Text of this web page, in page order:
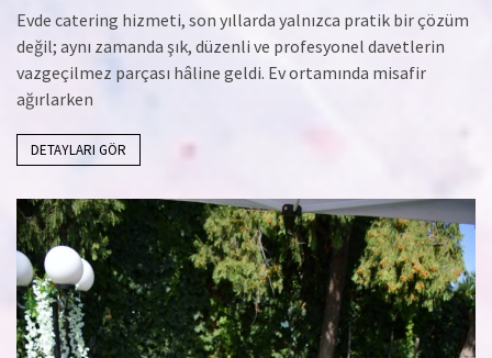
Evde catering hizmeti, son yıllarda yalnızca pratik bir çözüm
değil; aynı zamanda şık, düzenli ve profesyonel davetlerin
vazgeçilmez parçası hâline geldi. Ev ortamında misafir
ağırlarken
DETAYLARI GÖR